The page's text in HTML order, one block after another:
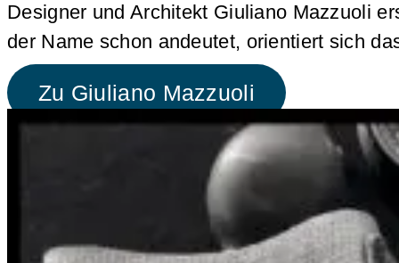
Designer und Architekt Giuliano Mazzuoli
der Name schon andeutet, orientiert sich
Zu Giuliano Mazzuoli